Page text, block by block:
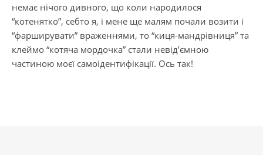
немає нічого дивного, що коли народилося
“котенятко”, себто я, і мене ще малям почали возити і
“фарширувати” враженнями, то “киця-мандрівниця” та
клеймо “котяча мордочка” стали невід’ємною
частиною моєї самоідентифікації. Ось так!